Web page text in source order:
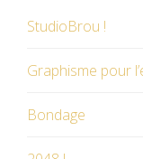
StudioBrou !
Graphisme pour
Bondage